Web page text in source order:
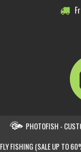
PHOTOFISH -
FLY FISHING (SALE UP TO